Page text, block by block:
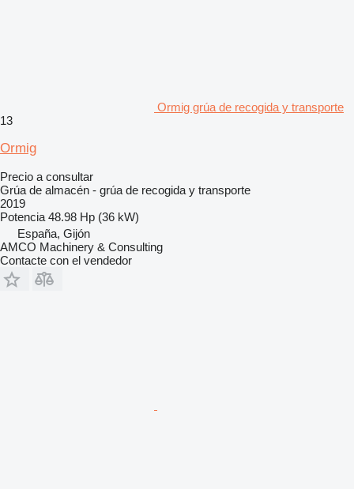
Ormig grúa de recogida y transporte
13
Ormig
Precio a consultar
Grúa de almacén - grúa de recogida y transporte
2019
Potencia 48.98 Hp (36 kW)
España, Gijón
AMCO Machinery & Consulting
Contacte con el vendedor